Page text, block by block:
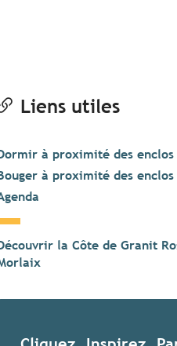
Liens utiles
à proximité des
à proximité des
la Côte de Granit